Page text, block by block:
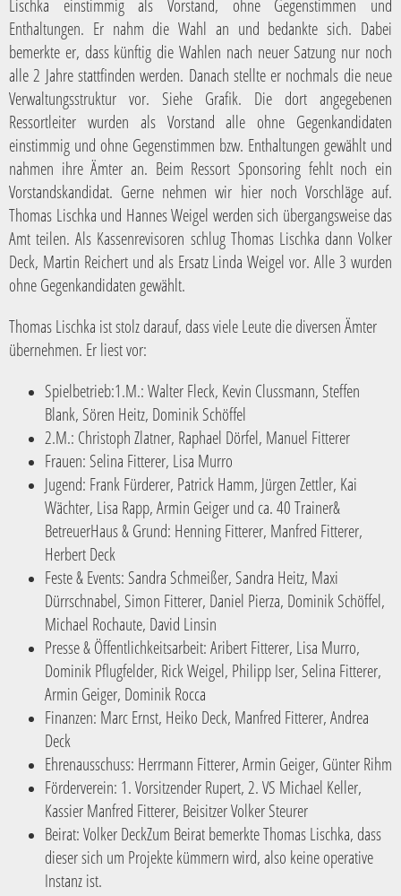
Lischka einstimmig als Vorstand, ohne Gegenstimmen und
Enthaltungen. Er nahm die Wahl an und bedankte sich. Dabei
bemerkte er, dass künftig die Wahlen nach neuer Satzung nur noch
alle 2 Jahre stattfinden werden. Danach stellte er nochmals die neue
Verwaltungsstruktur vor. Siehe Grafik. Die dort angegebenen
Ressortleiter wurden als Vorstand alle ohne Gegenkandidaten
einstimmig und ohne Gegenstimmen bzw. Enthaltungen gewählt und
nahmen ihre Ämter an. Beim Ressort Sponsoring fehlt noch ein
Vorstandskandidat. Gerne nehmen wir hier noch Vorschläge auf.
Thomas Lischka und Hannes Weigel werden sich übergangsweise das
Amt teilen. Als Kassenrevisoren schlug Thomas Lischka dann Volker
Deck, Martin Reichert und als Ersatz Linda Weigel vor. Alle 3 wurden
ohne Gegenkandidaten gewählt.
Thomas Lischka ist stolz darauf, dass viele Leute die diversen Ämter
übernehmen. Er liest vor:
Spielbetrieb:1.M.: Walter Fleck, Kevin Clussmann, Steffen
Blank, Sören Heitz, Dominik Schöffel
2.M.: Christoph Zlatner, Raphael Dörfel, Manuel Fitterer
Frauen: Selina Fitterer, Lisa Murro
Jugend: Frank Fürderer, Patrick Hamm, Jürgen Zettler, Kai
Wächter, Lisa Rapp, Armin Geiger und ca. 40 Trainer&
BetreuerHaus & Grund: Henning Fitterer, Manfred Fitterer,
Herbert Deck
Feste & Events: Sandra Schmeißer, Sandra Heitz, Maxi
Dürrschnabel, Simon Fitterer, Daniel Pierza, Dominik Schöffel,
Michael Rochaute, David Linsin
Presse & Öffentlichkeitsarbeit: Aribert Fitterer, Lisa Murro,
Dominik Pflugfelder, Rick Weigel, Philipp Iser, Selina Fitterer,
Armin Geiger, Dominik Rocca
Finanzen: Marc Ernst, Heiko Deck, Manfred Fitterer, Andrea
Deck
Ehrenausschuss: Herrmann Fitterer, Armin Geiger, Günter Rihm
Förderverein: 1. Vorsitzender Rupert, 2. VS Michael Keller,
Kassier Manfred Fitterer, Beisitzer Volker Steurer
Beirat: Volker DeckZum Beirat bemerkte Thomas Lischka, dass
dieser sich um Projekte kümmern wird, also keine operative
Instanz ist.